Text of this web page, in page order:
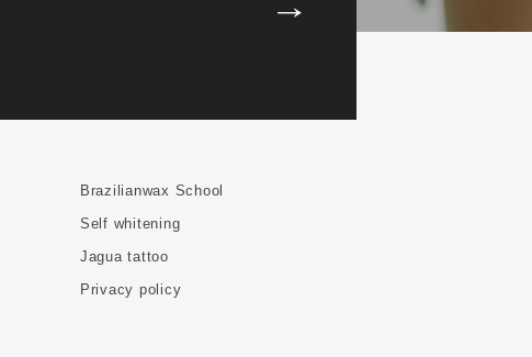
Brazilianwax School
Self whitening
Jagua tattoo
Privacy policy